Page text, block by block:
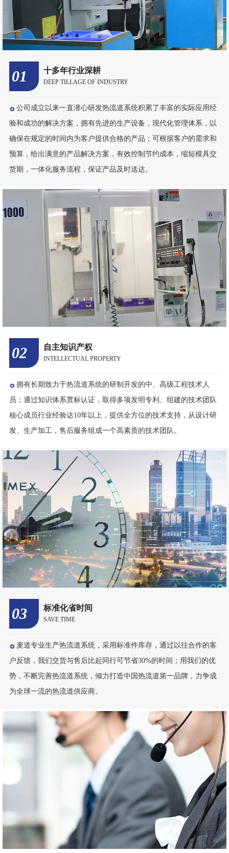
一出八油阀式系统 一出十二开放
麦道四大优势
十多年行业深耕
DEEP TILLAGE OF INDUSTRY
公司成立以来一直潜心研发热流道系统积累了丰富的实际应用经
验和成功的解决方案，拥有先进的生产设备，现代化管理体系，以
确保在规定的时间内为客户提供合格的产品；可根据客户的需求和
预算，给出满意的产品解决方案，有效控制节约成本，缩短模具交
02 自主知识产权
INTELLECTUAL PROPERTY
拥有长期致力于热流道系统的研制开发的中、高级工程技术人
员；通过知识体系贯标认证，取得多项发明专利、组建的技术团队
核心成员行业经验达10年以上，提供全方位的技术支持，从设计研
03 标准化省时间
SAVE TIME
麦道专业生产热流道系统，采用标准件库存，通过以往合作的客